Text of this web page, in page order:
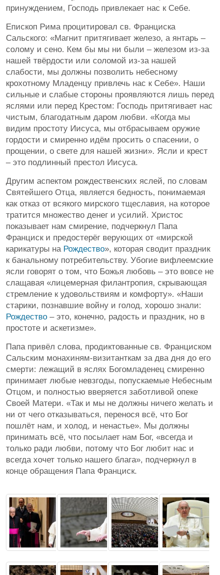
принуждением, Господь привлекает нас к Себе.
Епископ Рима процитировал св. Франциска
Сальского: «Магнит притягивает железо, а янтарь –
солому и сено. Кем бы мы ни были – железом из-за
нашей твёрдости или соломой из-за нашей
слабости, мы должны позволить небесному
крохотному Младенцу привлечь нас к Себе». Наши
сильные и слабые стороны проявляются лишь перед
яслями или перед Крестом: Господь притягивает нас
чистым, благодатным даром любви. «Когда мы
видим простоту Иисуса, мы отбрасываем оружие
гордости и смиренно идём просить о спасении, о
прощении, о свете для нашей жизни». Ясли и крест
– это подлинный престол Иисуса.
Другим аспектом рождественских яслей, по словам
Святейшего Отца, является бедность, понимаемая
как отказ от всякого мирского тщеславия, на которое
тратится множество денег и усилий. Христос
показывает нам смирение, подчеркнул Папа
Франциск и предостерёг верующих от «мирской
карикатуры на Рождество», которая сводит праздник
к банальному потребительству. Убогие вифлеемские
ясли говорят о том, что Божья любовь – это вовсе не
слащавая «лицемерная филантропия, скрывающая
стремление к удовольствиям и комфорту». «Наши
старики, познавшие войну и голод, хорошо знали:
Рождество – это, конечно, радость и праздник, но в
простоте и аскетизме».
Папа привёл слова, продиктованные св. Франциском
Сальским монахиням-визитанткам за два дня до его
смерти: лежащий в яслях Богомладенец смиренно
принимает любые невзгоды, попускаемые Небесным
Отцом, и полностью вверяется заботливой опеке
Своей Матери. «Так и мы не должны ничего желать и
ни от чего отказываться, перенося всё, что Бог
пошлёт нам, и холод, и ненастье». Мы должны
принимать всё, что посылает нам Бог, «всегда и
только ради любви, потому что Бог любит нас и
всегда хочет только нашего блага», подчеркнул в
конце обращения Папа Франциск.